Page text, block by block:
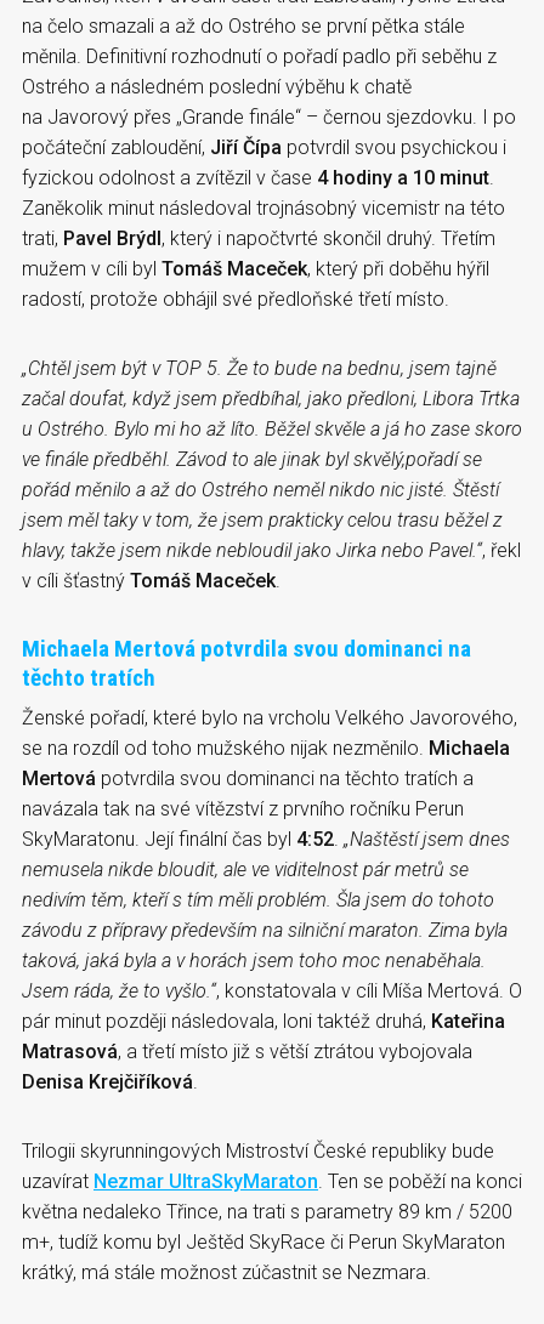
na čelo smazali a až do Ostrého se první pětka stále
měnila. Definitivní rozhodnutí o pořadí padlo při seběhu z
Ostrého a následném poslední výběhu k chatě
na Javorový přes „Grande finále“ – černou sjezdovku. I po
počáteční zabloudění, Jiří Čípa potvrdil svou psychickou i
fyzickou odolnost a zvítězil v čase 4 hodiny a 10 minut
Zaněkolik minut následoval trojnásobný vicemistr na této
trati, Pavel Brýdl, který i napočtvrté skončil druhý. Třetím
mužem v cíli byl Tomáš Maceček, který při doběhu hýřil
radostí, protože obhájil své předloňské třetí místo.
„Chtěl jsem být v TOP 5. Že to bude na bednu, jsem tajně
začal doufat, když jsem předbíhal, jako předloni, Libora Trtka
u Ostrého. Bylo mi ho až líto. Běžel skvěle a já ho zase skoro
ve finále předběhl. Závod to ale jinak byl skvělý,pořadí se
pořád měnilo a až do Ostrého neměl nikdo nic jisté. Štěstí
jsem měl taky v tom, že jsem prakticky celou trasu běžel z
hlavy, takže jsem nikde nebloudil jako Jirka nebo Pavel.“, řekl
v cíli šťastný Tomáš Maceček
Michaela Mertová potvrdila svou dominanci na
těchto tratích
Ženské pořadí, které bylo na vrcholu Velkého Javorového,
se na rozdíl od toho mužského nijak nezměnilo. Michaela
Mertová potvrdila svou dominanci na těchto tratích a
navázala tak na své vítězství z prvního ročníku Perun
SkyMaratonu. Její finální čas byl 4:52 „Naštěstí jsem dnes
nemusela nikde bloudit, ale ve viditelnost pár metrů se
nedivím těm, kteří s tím měli problém. Šla jsem do tohoto
závodu z přípravy především na silniční maraton. Zima byla
taková, jaká byla a v horách jsem toho moc nenaběhala.
Jsem ráda, že to vyšlo.“, konstatovala v cíli Míša Mertová. O
pár minut později následovala, loni taktéž druhá, Kateřina
Matrasová, a třetí místo již s větší ztrátou vybojovala
Denisa Krejčiříková
Trilogii skyrunningových Mistroství České republiky bude
uzavírat Nezmar UltraSkyMaraton . Ten se poběží na konci
května nedaleko Třince, na trati s parametry 89 km / 5200
m+, tudíž komu byl Ještěd SkyRace či Perun SkyMaraton
krátký, má stále možnost zúčastnit se Nezmara.